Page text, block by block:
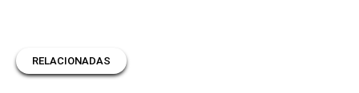
RELACIONADAS